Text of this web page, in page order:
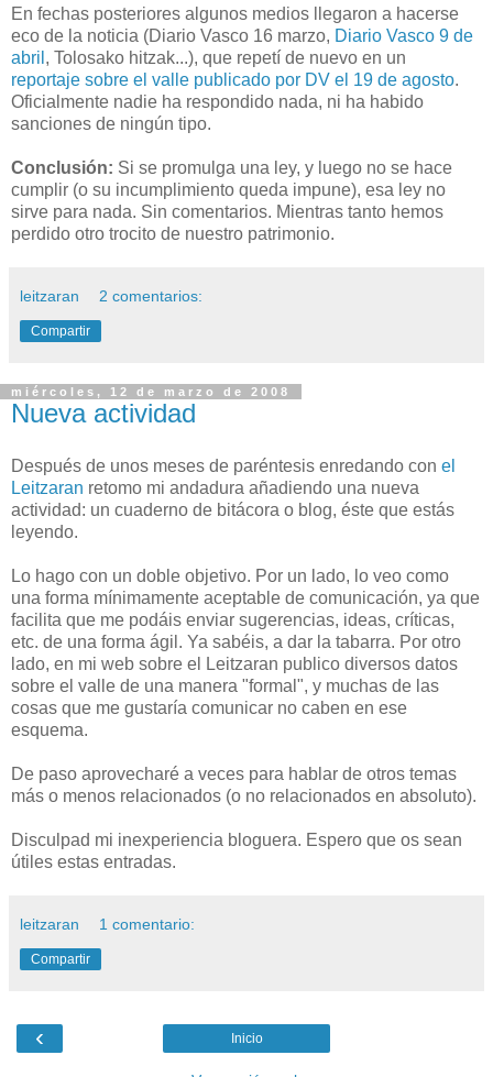
En fechas posteriores algunos medios llegaron a hacerse
eco de la noticia (Diario Vasco 16 marzo, Diario Vasco 9 de
abril , Tolosako hitzak...), que repetí de nuevo en un
reportaje sobre el valle publicado por DV el 19 de agosto.
Oficialmente nadie ha respondido nada, ni ha habido
sanciones de ningún tipo.
Conclusión: Si se promulga una ley, y luego no se hace
cumplir (o su incumplimiento queda impune), esa ley no
sirve para nada. Sin comentarios. Mientras tanto hemos
perdido otro trocito de nuestro patrimonio.
leitzaran 2 comentarios:
Compartir
miércoles, 12 de marzo de 2008
Nueva actividad
Después de unos meses de paréntesis enredando con el
Leitzaran retomo mi andadura añadiendo una nueva
actividad: un cuaderno de bitácora o blog, éste que estás
leyendo.
Lo hago con un doble objetivo. Por un lado, lo veo como
una forma mínimamente aceptable de comunicación, ya que
facilita que me podáis enviar sugerencias, ideas, críticas,
etc. de una forma ágil. Ya sabéis, a dar la tabarra. Por otro
lado, en mi web sobre el Leitzaran publico diversos datos
sobre el valle de una manera "formal", y muchas de las
cosas que me gustaría comunicar no caben en ese
esquema.
De paso aprovecharé a veces para hablar de otros temas
más o menos relacionados (o no relacionados en absoluto).
Disculpad mi inexperiencia bloguera. Espero que os sean
útiles estas entradas.
leitzaran 1 comentario:
Compartir
‹ Inicio